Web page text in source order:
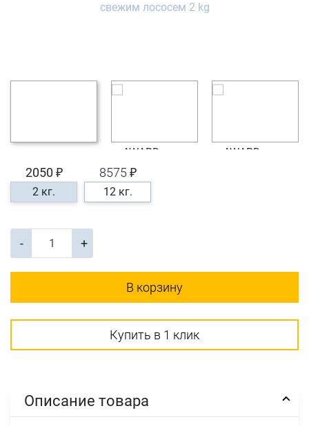
2050 ₽
2 кг.
8575 ₽
12 кг.
- +
В корзину
Купить в 1 клик
Описание товара